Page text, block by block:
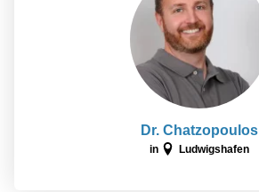
Dr. Chatzopoulos
in Ludwigshafen